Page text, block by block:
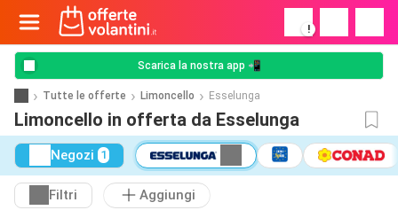
!
Scarica la nostra app 📲
Tutte le offerte Limoncello Esselunga
Limoncello in offerta da Esselunga
Negozi 1
Filtri Aggiungi